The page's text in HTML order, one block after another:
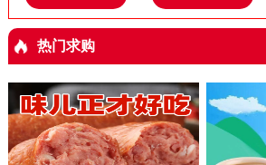
果多巴胺勺子筷子
餐具两件套
存软件 餐饮 管理系
热门求购